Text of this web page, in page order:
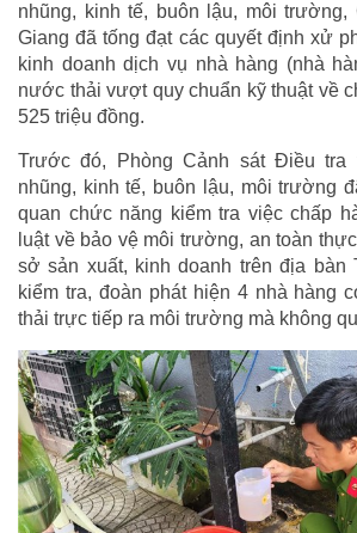
nhũng, kinh tế, buôn lậu, môi trường,
Giang đã tống đạt các quyết định xử
kinh doanh dịch vụ nhà hàng (nhà
nước thải vượt quy chuẩn kỹ thuật về
525 triệu đồng.
Trước đó, Phòng Cảnh sát Điều tra
nhũng, kinh tế, buôn lậu, môi trường
quan chức năng kiểm tra việc chấp
luật về bảo vệ môi trường, an toàn
sở sản xuất, kinh doanh trên địa bàn
kiểm tra, đoàn phát hiện 4 nhà hàng
thải trực tiếp ra môi trường mà không